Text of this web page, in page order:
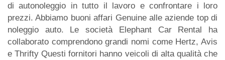
di autonoleggio in tutto il lavoro e confrontare i loro
prezzi. Abbiamo buoni affari Genuine alle aziende top di
noleggio auto. Le società Elephant Car Rental ha
collaborato comprendono grandi nomi come Hertz, Avis
e Thrifty Questi fornitori hanno veicoli di alta qualità che